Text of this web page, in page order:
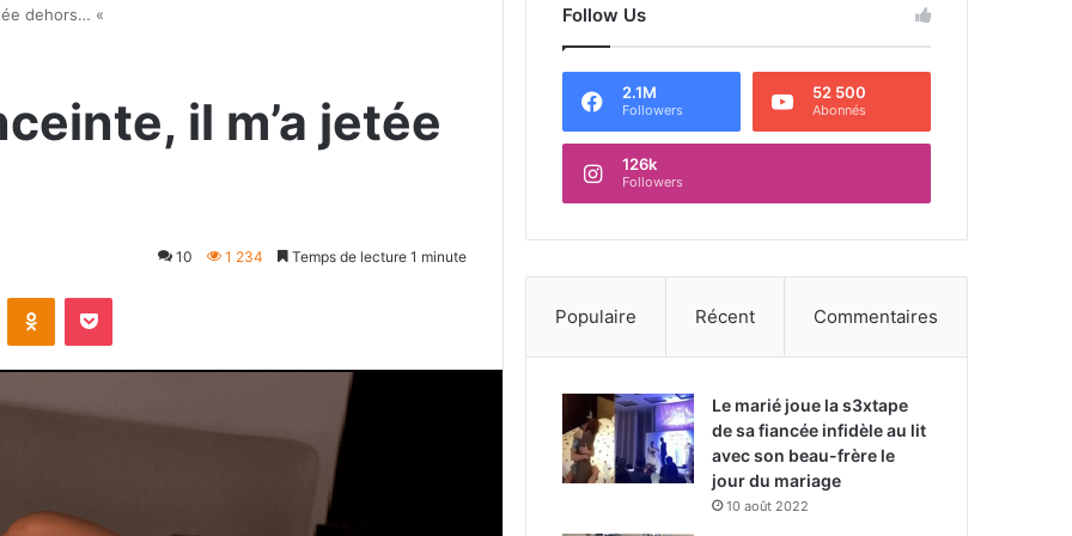
dehors… «
il m’a jetée
10 1 234 Temps de lecture 1 minute
Odnoklassniki
Pocket
Follow Us
2.1M
Followers
52 500
Abonnés
126k
Followers
Populaire Récent Commentaires
Le marié joue la s3xtape
de sa fiancée infidèle au lit
avec son beau-frère le
jour du mariage
10 août 2022